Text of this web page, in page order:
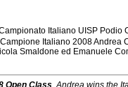
Campione Italiano 2008 Andrea
Smaldone ed Emanuele
Open Class . Andrea wins the